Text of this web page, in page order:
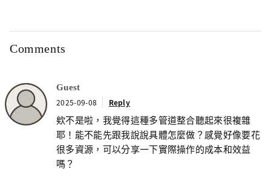
Comments
Guest
2025-09-08 Reply
欸不是啦，我覺得這種多管道整合聽起來很複雜
耶！能不能先跟我說說具體怎麼做？感覺好像要花
很多資源，可以分享一下實際操作的成本和效益
嗎？